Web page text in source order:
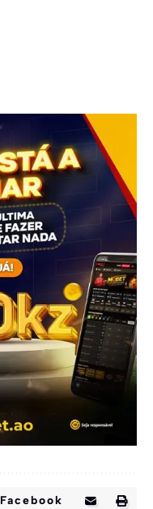
Facebook